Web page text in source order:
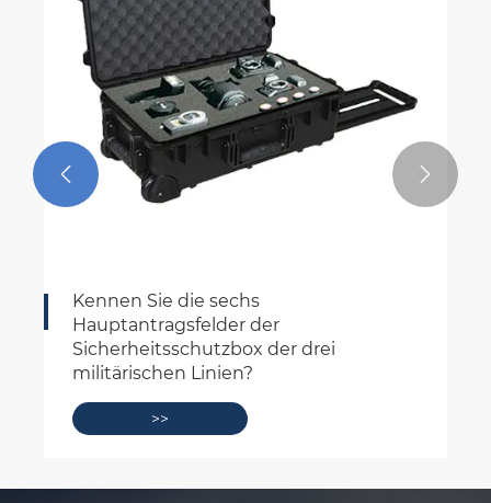
Der Anstieg und die Auswirkung von
Plastikfischereifällen
>>
 